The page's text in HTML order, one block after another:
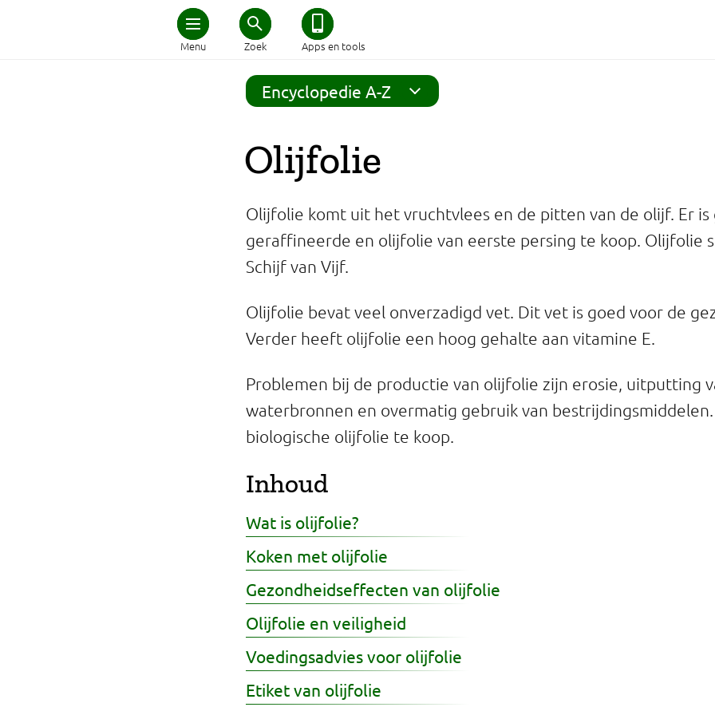
Menu Zoek Apps en tools
Home
Schijf van Vijf
Afvallen
Zwanger en kind
Duurzaam eten
Veilig eten
Professionals
Onderwijs
Encyclopedie A-Z
Olijfolie
Olijfolie komt uit het vruchtvlees en de pitten van de olijf. Er is
geraffineerde en olijfolie van eerste persing te koop. Olijfolie
Schijf van Vijf.
Olijfolie bevat veel onverzadigd vet. Dit vet is goed voor de
Verder heeft olijfolie een hoog gehalte aan vitamine E.
Problemen bij de productie van olijfolie zijn erosie, uitputting
waterbronnen en overmatig gebruik van bestrijdingsmiddelen.
biologische olijfolie te koop.
Inhoud
Wat is olijfolie?
Koken met olijfolie
Gezondheidseffecten van olijfolie
Olijfolie en veiligheid
Voedingsadvies voor olijfolie
Etiket van olijfolie